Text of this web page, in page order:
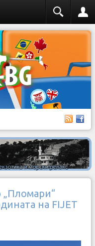
„Пломари“
на FIJET